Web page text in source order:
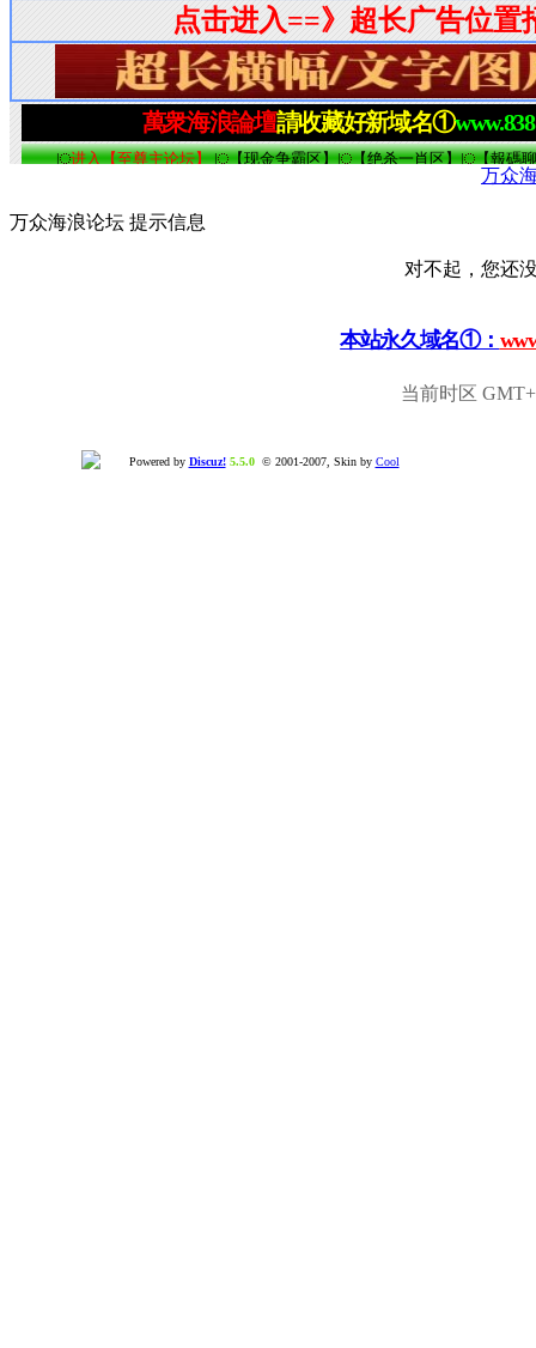
万众
万众海浪论坛 提示信息
对不起，您还
本站永久域名①：
当前时区
Powered by Discuz! 5.5.0© 2001-2007, Skin by Cool